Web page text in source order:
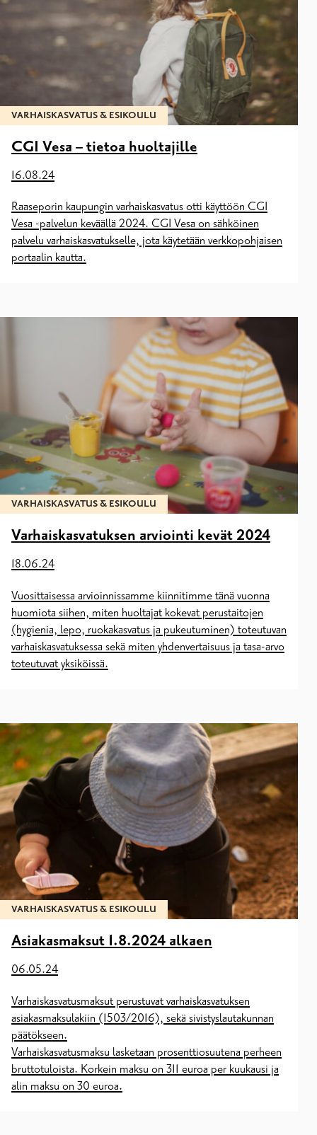
VARHAISKASVATUS & ESIKOULU
CGI Vesa – tietoa huoltajille
16.08.24
Raaseporin kaupungin varhaiskasvatus otti käyttöön CGI
Vesa -palvelun keväällä 2024. CGI Vesa on sähköinen
palvelu varhaiskasvatukselle, jota käytetään verkkopohjaisen
portaalin kautta.
VARHAISKASVATUS & ESIKOULU
Varhaiskasvatuksen arviointi kevät 2024
18.06.24
Vuosittaisessa arvioinnissamme kiinnitimme tänä vuonna
huomiota siihen, miten huoltajat kokevat perustaitojen
(hygienia, lepo, ruokakasvatus ja pukeutuminen) toteutuvan
varhaiskasvatuksessa sekä miten yhdenvertaisuus ja tasa-arvo
toteutuvat yksiköissä.
VARHAISKASVATUS & ESIKOULU
Asiakasmaksut 1.8.2024 alkaen
06.05.24
Varhaiskasvatusmaksut perustuvat varhaiskasvatuksen
asiakasmaksulakiin (1503/2016), sekä sivistyslautakunnan
päätökseen.
Varhaiskasvatusmaksu lasketaan prosenttiosuutena perheen
bruttotuloista. Korkein maksu on 311 euroa per kuukausi ja
alin maksu on 30 euroa.